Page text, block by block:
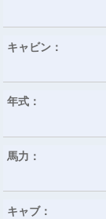
キャビン：
年式：
馬力：
キャブ：